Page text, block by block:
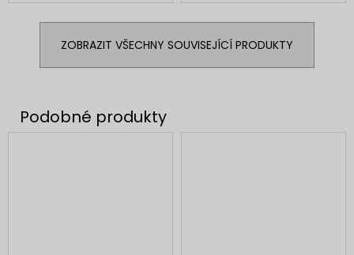
ZOBRAZIT VŠECHNY SOUVISEJÍCÍ PRODUKTY